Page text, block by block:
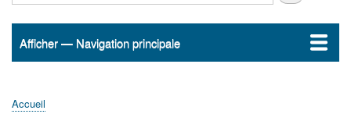
Navigation
Afficher — Navigation principale
Accueil
ActualitésMATh.en.JEANS ?
Régions et Ateliers
Créer, gérer un atelier
Sujets/Publications
Congrès
Accueil